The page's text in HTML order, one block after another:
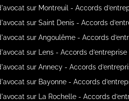
sur Montreuil - Accords
sur Saint Denis - Accords
sur Angoulême - Accords
sur Lens - Accords d’entreprise
sur Annecy - Accords
sur Bayonne - Accords
sur La Rochelle - Accords